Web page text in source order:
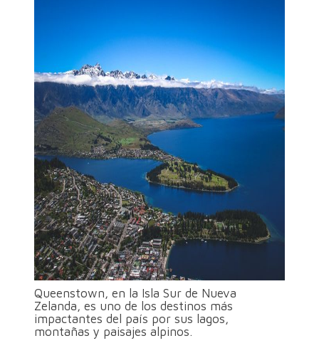
Queenstown, en la Isla Sur de Nueva
Zelanda, es uno de los destinos más
impactantes del país por sus lagos,
montañas y paisajes alpinos.